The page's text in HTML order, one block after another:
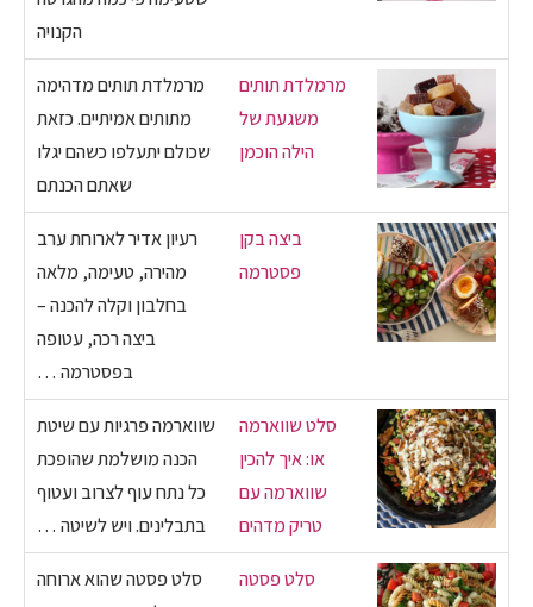
הקנויה
מרמלדת תותים
משגעת של
הילה הוכמן
מרמלדת תותים מדהימה
מתותים אמיתיים. כזאת
שכולם יתעלפו כשהם יגלו
שאתם הכנתם
ביצה בקן
פסטרמה
רעיון אדיר לארוחת ערב
מהירה, טעימה, מלאה
בחלבון וקלה להכנה –
ביצה רכה, עטופה
בפסטרמה …
סלט שווארמה
או: איך להכין
שווארמה עם
טריק מדהים
שווארמה פרגיות עם שיטת
הכנה מושלמת שהופכת
כל נתח עוף לצרוב ועטוף
בתבלינים. ויש לשיטה …
סלט פסטה
סלט פסטה שהוא ארוחה